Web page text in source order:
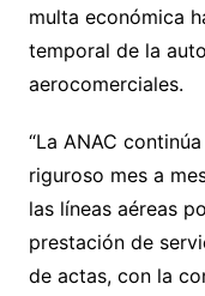
multa económica
temporal de la
aerocomerciales.
“La ANAC
riguroso mes a
las líneas aéreas
prestación de
de actas, con la